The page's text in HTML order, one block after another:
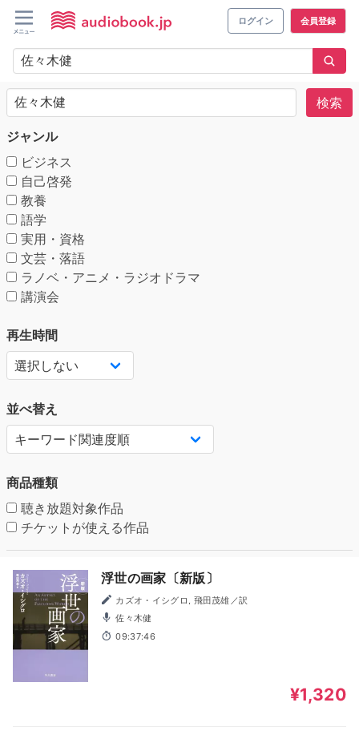
ログイン 会員登録
検索
ジャンル
ビジネス
自己啓発
教養
語学
実用・資格
文芸・落語
ラノベ・アニメ・ラジオドラマ
講演会
再生時間
並べ替え
商品種類
聴き放題対象作品
チケットが使える作品
浮世の画家〔新版〕
カズオ・イシグロ, 飛田茂雄／訳
佐々木健
09:37:46
¥1,320